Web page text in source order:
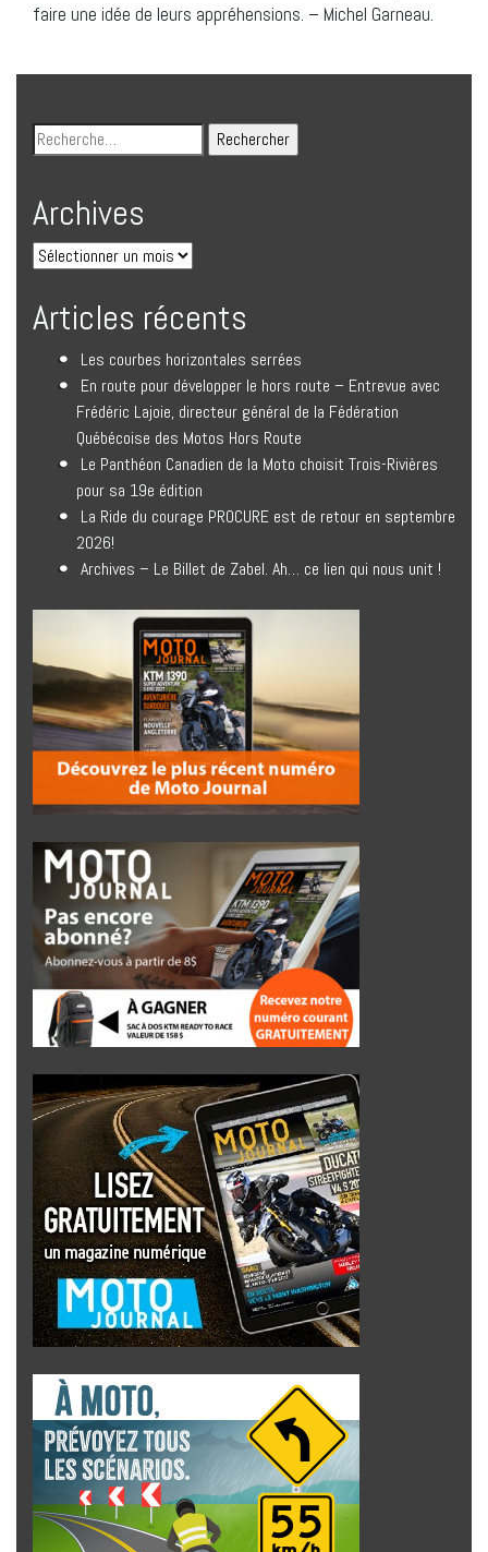
faire une idée de leurs appréhensions. – Michel Garneau.
Archives
Articles récents
Les courbes horizontales serrées
En route pour développer le hors route – Entrevue avec
Frédéric Lajoie, directeur général de la Fédération
Québécoise des Motos Hors Route
Le Panthéon Canadien de la Moto choisit Trois-Rivières
pour sa 19e édition
La Ride du courage PROCURE est de retour en septembre
2026!
Archives – Le Billet de Zabel. Ah… ce lien qui nous unit !